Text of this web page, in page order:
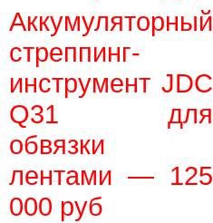
Аккумуляторный
стреппинг-
инструмент JDC
Q31 для
обвязки
лентами — 125
000 руб